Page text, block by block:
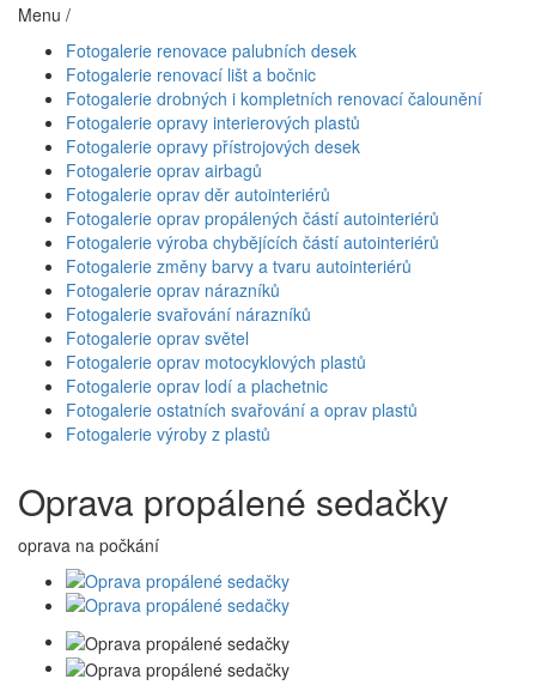
Menu /
Fotogalerie renovace palubních desek
Fotogalerie renovací lišt a bočnic
Fotogalerie drobných i kompletních renovací čalounění
Fotogalerie opravy interierových plastů
Fotogalerie opravy přístrojových desek
Fotogalerie oprav airbagů
Fotogalerie oprav děr autointeriérů
Fotogalerie oprav propálených částí autointeriérů
Fotogalerie výroba chybějících částí autointeriérů
Fotogalerie změny barvy a tvaru autointeriérů
Fotogalerie oprav nárazníků
Fotogalerie svařování nárazníků
Fotogalerie oprav světel
Fotogalerie oprav motocyklových plastů
Fotogalerie oprav lodí a plachetnic
Fotogalerie ostatních svařování a oprav plastů
Fotogalerie výroby z plastů
Oprava propálené sedačky
oprava na počkání